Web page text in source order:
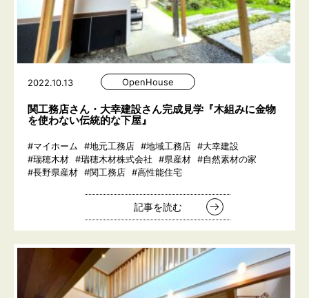
2022.10.13 OpenHouse
関工務店さん・大幸建設さん完成見学『木組みに金物
を使わない伝統的な下屋』
#マイホーム #地元工務店 #地域工務店 #大幸建設
#瑞穂木材 #瑞穂木材株式会社 #県産材 #自然素材の家
#長野県産材 #関工務店 #高性能住宅
記事を読む